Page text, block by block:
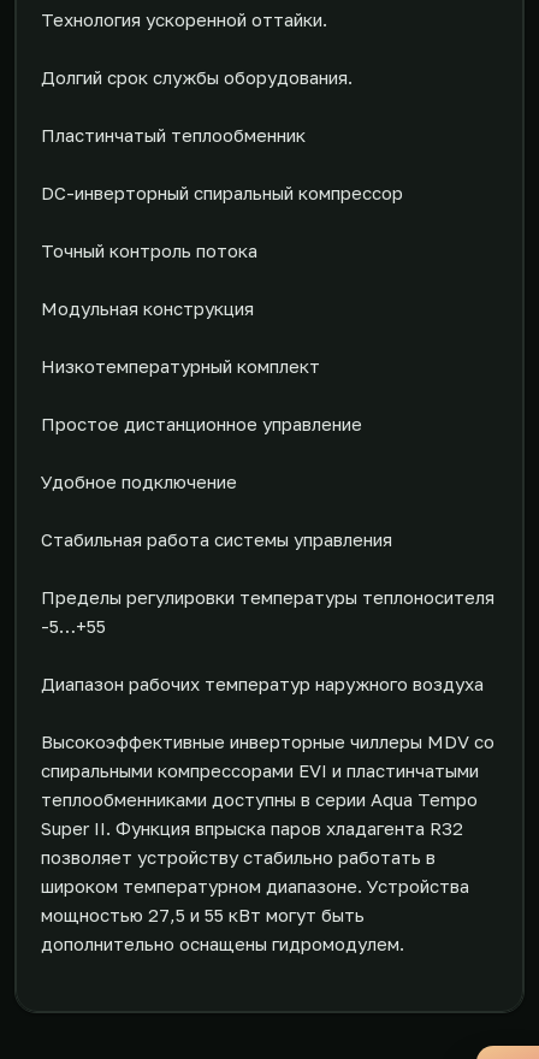
Технология ускоренной оттайки.
Долгий срок службы оборудования.
Пластинчатый теплообменник
DC-инверторный спиральный компрессор
Точный контроль потока
Модульная конструкция
Низкотемпературный комплект
Простое дистанционное управление
Удобное подключение
Стабильная работа системы управления
Пределы регулировки температуры теплоносителя
-5…+55
Диапазон рабочих температур наружного воздуха
Высокоэффективные инверторные чиллеры MDV со
спиральными компрессорами EVI и пластинчатыми
теплообменниками доступны в серии Aqua Tempo
Super II. Функция впрыска паров хладагента R32
позволяет устройству стабильно работать в
широком температурном диапазоне. Устройства
мощностью 27,5 и 55 кВт могут быть
дополнительно оснащены гидромодулем.